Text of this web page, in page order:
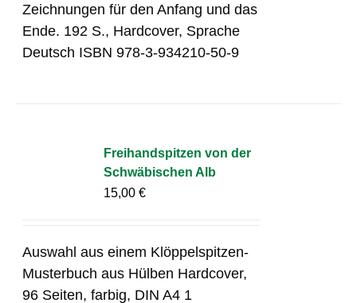
Zeichnungen für den Anfang und das
Ende. 192 S., Hardcover, Sprache
Deutsch ISBN 978-3-934210-50-9
Freihandspitzen von der
Schwäbischen Alb
15,00€
Auswahl aus einem Klöppelspitzen-
Musterbuch aus Hülben Hardcover,
96 Seiten, farbig, DIN A4 1